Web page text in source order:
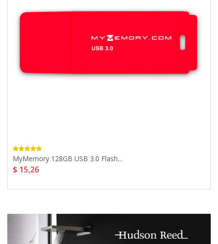
MyMemory 128GB USB 3.0 Flash...
$ 15,26